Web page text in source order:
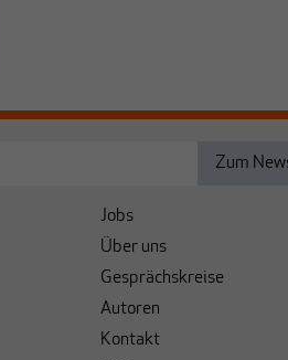
Jobs
Über uns
Gesprächskreise
Autoren
Kontakt